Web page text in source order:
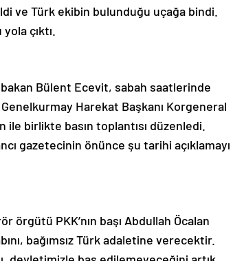
ve Türk ekibin bulunduğu uçağa bindi.
çıktı.
Bülent Ecevit, sabah saatlerinde
Harekat Başkanı Korgeneral
ile birlikte basın toplantısı düzenledi.
gazetecinin önünce şu tarihi açıklamayı
örgütü PKK’nın başı Abdullah Öcalan
bağımsız Türk adaletine verecektir.